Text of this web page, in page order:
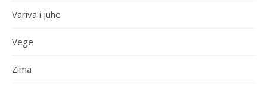
Variva i juhe
Vege
Zima